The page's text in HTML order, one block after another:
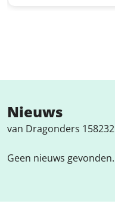
Nieuws
van Dragonders 158232
Geen nieuws gevonden.